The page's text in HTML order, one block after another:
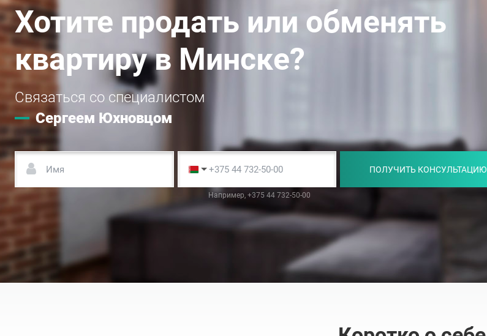
Хотите продать или обменять
квартиру в Минске?
Связаться со специалистом
Сергеем Юхновцом
Например, +375 44 732-50-00
ПОЛУЧИТЬ КОНСУЛЬТАЦИЮ